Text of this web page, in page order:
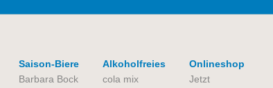
Saison-Biere
Barbara Bock
Alkoholfreies
cola mix
Onlineshop
Jetzt